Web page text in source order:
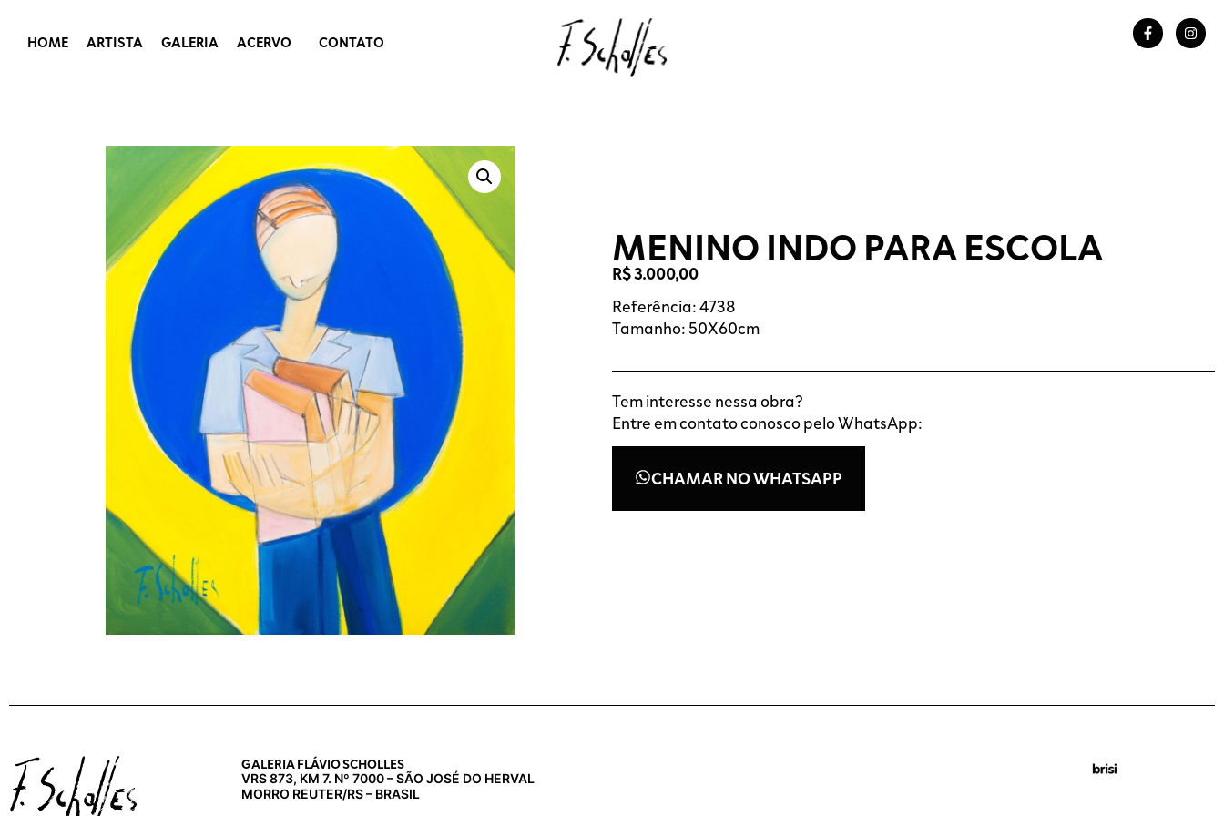
HOME ARTISTA GALERIA ACERVO CONTATO
MENINO INDO PARA ESCOLA
R$3.000,00
Referência: 4738
Tamanho: 50X60cm
Tem interesse nessa obra?
Entre em contato conosco pelo WhatsApp:
CHAMAR NO WHATSAPP
GALERIA FLÁVIO SCHOLLES
VRS 873, KM 7. Nº 7000 – SÃO JOSÉ DO HERVAL
MORRO REUTER/RS – BRASIL